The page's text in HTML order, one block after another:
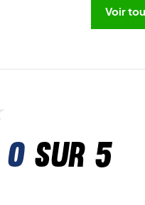
Voir
0sur 5